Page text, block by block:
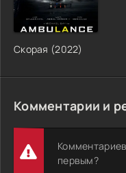
Скорая (2022)
Комментарии и
первым?